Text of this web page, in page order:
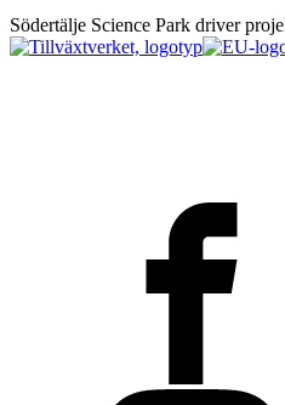
Södertälje Science Park driver